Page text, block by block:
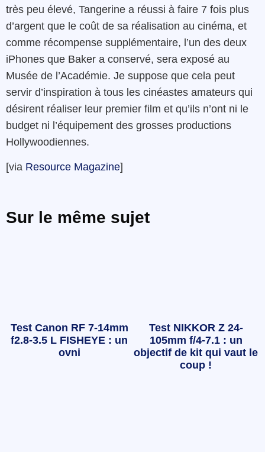
très peu élevé, Tangerine a réussi à faire 7 fois plus
d’argent que le coût de sa réalisation au cinéma, et
comme récompense supplémentaire, l’un des deux
iPhones que Baker a conservé, sera exposé au
Musée de l’Académie. Je suppose que cela peut
servir d’inspiration à tous les cinéastes amateurs qui
désirent réaliser leur premier film et qu’ils n’ont ni le
budget ni l’équipement des grosses productions
Hollywoodiennes.
[via Resource Magazine]
Sur le même sujet
Test Canon RF 7-14mm
f2.8-3.5 L FISHEYE : un
ovni
Test NIKKOR Z 24-
105mm f/4-7.1 : un
objectif de kit qui vaut le
coup !